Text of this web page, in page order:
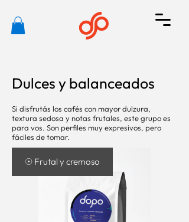
Dulces y balanceados
Si disfrutás los cafés con mayor dulzura,
textura sedosa y notas frutales, este grupo es
para vos. Son perfiles muy expresivos, pero
fáciles de tomar.
☉ Frutal y cremoso